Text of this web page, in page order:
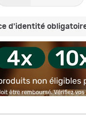
d'identité